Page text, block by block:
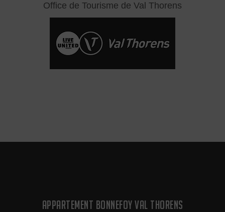
Office de Tourisme de Val Thorens
APPARTEMENT BONNEFOY VAL THORENS